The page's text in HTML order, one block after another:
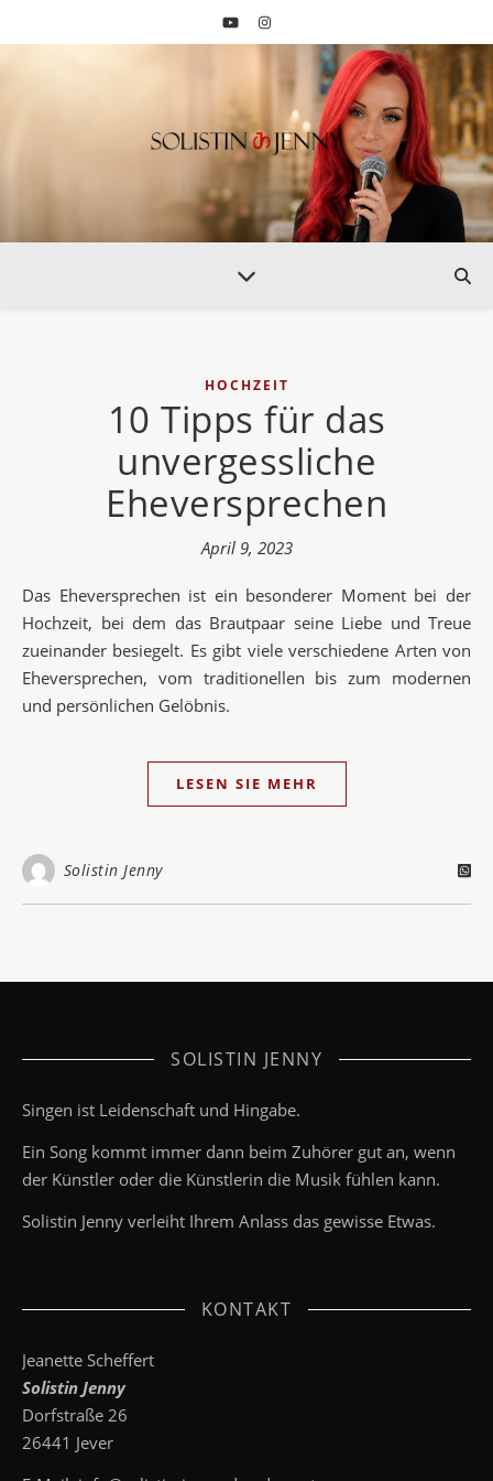
HOCHZEIT
10 Tipps für das
unvergessliche
Eheversprechen
April 9, 2023
Das Eheversprechen ist ein besonderer Moment bei der
Hochzeit, bei dem das Brautpaar seine Liebe und Treue
zueinander besiegelt. Es gibt viele verschiedene Arten von
Eheversprechen, vom traditionellen bis zum modernen
und persönlichen Gelöbnis.
LESEN SIE MEHR
Solistin Jenny
SOLISTIN JENNY
Singen ist Leidenschaft und Hingabe.
Ein Song kommt immer dann beim Zuhörer gut an, wenn
der Künstler oder die Künstlerin die Musik fühlen kann.
Solistin Jenny verleiht Ihrem Anlass das gewisse Etwas.
KONTAKT
Jeanette Scheffert
Solistin Jenny
Dorfstraße 26
26441 Jever